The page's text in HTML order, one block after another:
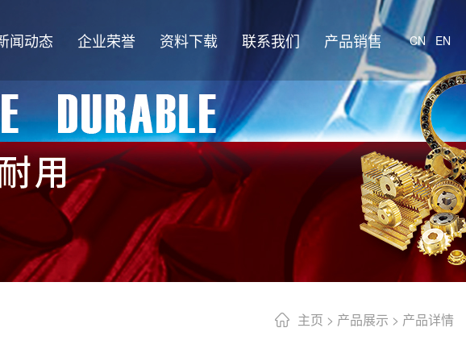
闻动态 企业荣誉 资料下载 联系我们 产品销售 CN EN
主页 > 产品展示 > 产品详情